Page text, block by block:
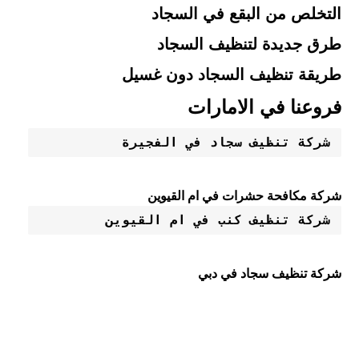
التخلص من البقع في السجاد
طرق جديدة لتنظيف السجاد
طريقة تنظيف السجاد دون غسيل
فروعنا في الامارات
شركة تنظيف سجاد في الفجيرة
شركة مكافحة حشرات في ام القيوين
شركة تنظيف كنب في ام القيوين
شركة تنظيف سجاد في دبي